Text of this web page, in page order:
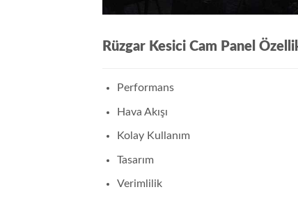
Rüzgar Kesici Cam Panel
Performans
Hava Akışı
Kolay Kullanım
Tasarım
Verimlilik